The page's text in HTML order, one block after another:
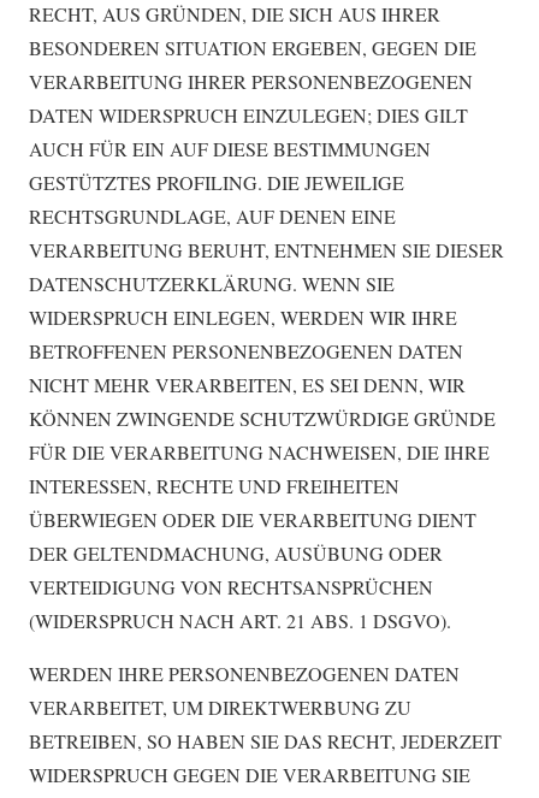
RECHT, AUS GRÜNDEN, DIE SICH AUS IHRER
BESONDEREN SITUATION ERGEBEN, GEGEN DIE
VERARBEITUNG IHRER PERSONENBEZOGENEN
DATEN WIDERSPRUCH EINZULEGEN; DIES GILT
AUCH FÜR EIN AUF DIESE BESTIMMUNGEN
GESTÜTZTES PROFILING. DIE JEWEILIGE
RECHTSGRUNDLAGE, AUF DENEN EINE
VERARBEITUNG BERUHT, ENTNEHMEN SIE DIESER
DATENSCHUTZERKLÄRUNG. WENN SIE
WIDERSPRUCH EINLEGEN, WERDEN WIR IHRE
BETROFFENEN PERSONENBEZOGENEN DATEN
NICHT MEHR VERARBEITEN, ES SEI DENN, WIR
KÖNNEN ZWINGENDE SCHUTZWÜRDIGE GRÜNDE
FÜR DIE VERARBEITUNG NACHWEISEN, DIE IHRE
INTERESSEN, RECHTE UND FREIHEITEN
ÜBERWIEGEN ODER DIE VERARBEITUNG DIENT
DER GELTENDMACHUNG, AUSÜBUNG ODER
VERTEIDIGUNG VON RECHTSANSPRÜCHEN
(WIDERSPRUCH NACH ART. 21 ABS. 1 DSGVO).
WERDEN IHRE PERSONENBEZOGENEN DATEN
VERARBEITET, UM DIREKTWERBUNG ZU
BETREIBEN, SO HABEN SIE DAS RECHT, JEDERZEIT
WIDERSPRUCH GEGEN DIE VERARBEITUNG SIE